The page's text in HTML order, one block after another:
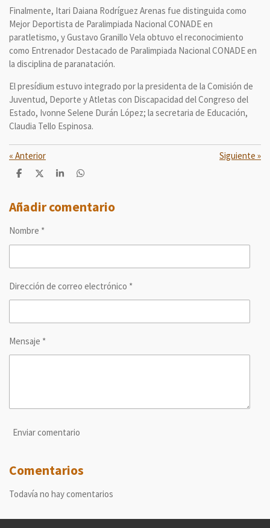
Finalmente, Itari Daiana Rodríguez Arenas fue distinguida como
Mejor Deportista de Paralimpiada Nacional CONADE en
paratletismo, y Gustavo Granillo Vela obtuvo el reconocimiento
como Entrenador Destacado de Paralimpiada Nacional CONADE en
la disciplina de paranatación.
El presídium estuvo integrado por la presidenta de la Comisión de
Juventud, Deporte y Atletas con Discapacidad del Congreso del
Estado, Ivonne Selene Durán López; la secretaria de Educación,
Claudia Tello Espinosa.
« Anterior Siguiente »
C
p
a
t
C
p
a
C
p
a
C
p
a
Añadir comentario
Nombre *
Dirección de correo electrónico *
Mensaje *
Enviar comentario
Comentarios
Todavía no hay comentarios